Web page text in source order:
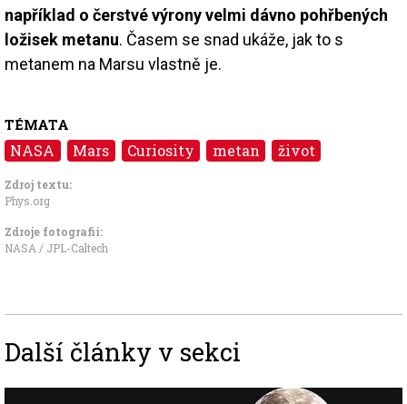
například o čerstvé výrony velmi dávno pohřbených
ložisek metanu. Časem se snad ukáže, jak to s
metanem na Marsu vlastně je.
TÉMATA
NASA Mars Curiosity metan život
Zdroj textu:
Phys.org
Zdroje fotografii:
NASA / JPL-Caltech
Další články v sekci